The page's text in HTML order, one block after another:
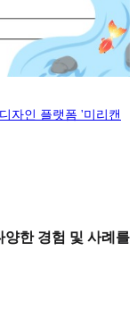
자인 플랫폼 '미리캔
한 경험 및 사례를